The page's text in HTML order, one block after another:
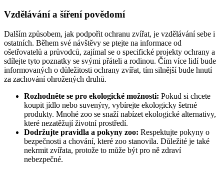
Vzdělávání a šíření povědomí
Dalším způsobem, jak podpořit ochranu zvířat, je vzdělávání sebe i
ostatních. Během své návštěvy se ptejte na informace od
ošetřovatelů a průvodců, zajímal se o specifické projekty ochrany a
sdílejte tyto poznatky se svými přáteli a rodinou. Čím více lidí bude
informovaných o důležitosti ochrany zvířat, tím silnější bude hnutí
za zachování ohrožených druhů.
Rozhodněte se pro ekologické možnosti: Pokud si chcete
koupit jídlo nebo suvenýry, vybírejte ekologicky šetrné
produkty. Mnohé zoo se snaží nabízet ekologické alternativy,
které nezatěžují životní prostředí.
Dodržujte pravidla a pokyny zoo: Respektujte pokyny o
bezpečnosti a chování, které zoo stanovila. Důležité je také
nekrmit zvířata, protože to může být pro ně zdraví
nebezpečné.